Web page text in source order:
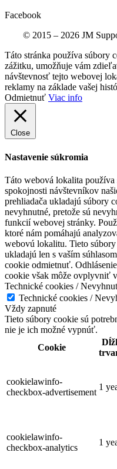
Facebook
© 2015 – 2026 JM
Táto stránka používa súbory
zážitku, umožňuje vám
návštevnosť tejto webovej
reklamy na základe vašej
Odmietnuť Viac info
Close
Nastavenie súkromia
Táto webová lokalita
spokojnosti návštevníkov
prehliadača ukladajú súbory
nevyhnutné, pretože sú
funkcií webovej stránky.
ktoré nám pomáhajú
webovú lokalitu. Tieto
ukladajú len s vaším
cookie odmietnuť.
cookie však môže ovplyvniť
Technické cookies /
Technické cookies /
Vždy zapnuté
Tieto súbory cookie sú
nie je ich možné vypnúť.
Cookie
cookielawinfo-
checkbox-advertisement
1
cookielawinfo-
checkbox-analytics
1